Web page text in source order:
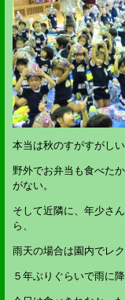
本当は秋のすがすがし
野外でお弁当も食べた
がない。
そして近隣に、年少さ
ら、
雨天の場合は園内でレ
５年ぶりぐらいで雨に